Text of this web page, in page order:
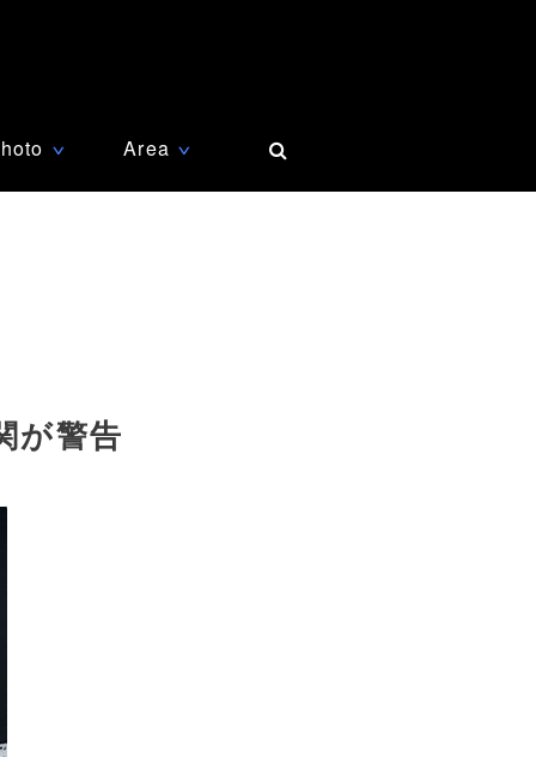
∨ Area ∨
が警告